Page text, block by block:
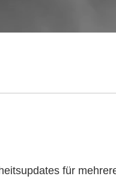
für